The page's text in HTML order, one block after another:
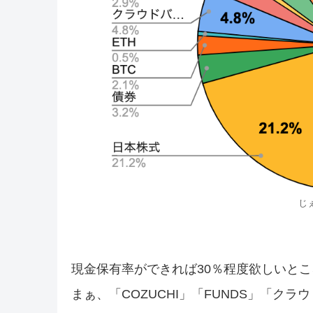
じ
現金保有率ができれば30％程度欲しいと
まぁ、「COZUCHI」「FUNDS」「クラ